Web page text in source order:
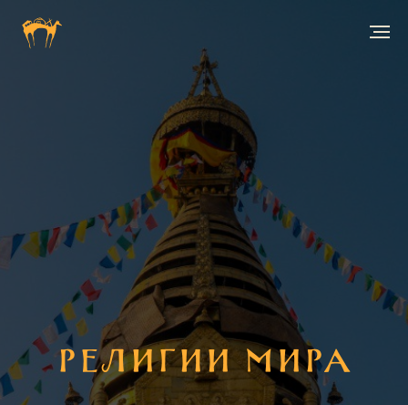
Религии Мира